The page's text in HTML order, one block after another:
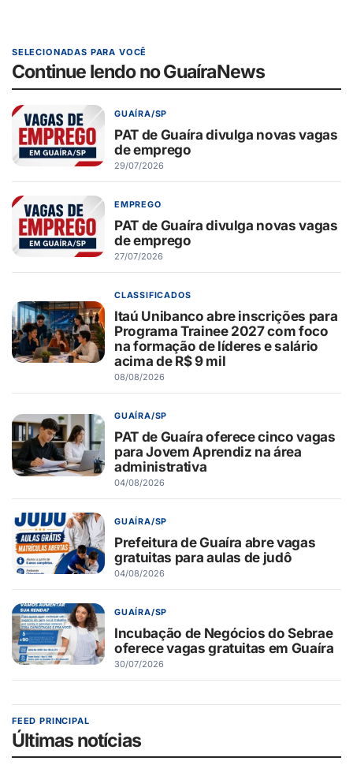
SELECIONADAS PARA VOCÊ
Continue lendo no GuaíraNews
GUAÍRA/SP
PAT de Guaíra divulga novas vagas
de emprego
29/07/2026
EMPREGO
PAT de Guaíra divulga novas vagas
de emprego
27/07/2026
CLASSIFICADOS
Itaú Unibanco abre inscrições para
Programa Trainee 2027 com foco
na formação de líderes e salário
acima de R$ 9 mil
08/08/2026
GUAÍRA/SP
PAT de Guaíra oferece cinco vagas
para Jovem Aprendiz na área
administrativa
04/08/2026
GUAÍRA/SP
Prefeitura de Guaíra abre vagas
gratuitas para aulas de judô
04/08/2026
GUAÍRA/SP
Incubação de Negócios do Sebrae
oferece vagas gratuitas em Guaíra
30/07/2026
FEED PRINCIPAL
Últimas notícias